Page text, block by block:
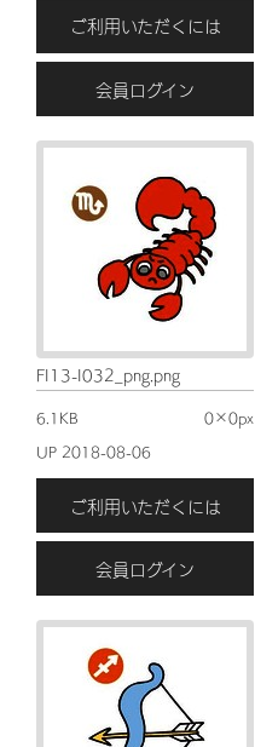
ご利用いただくには
会員ログイン
FI13-I032_png.png
6.1KB
0×0px
UP 2018-08-06
ご利用いただくには
会員ログイン